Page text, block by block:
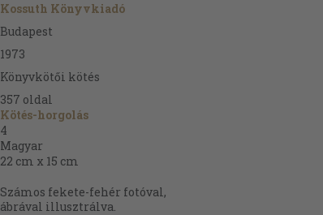
Kossuth Könyvkiadó
Budapest
1973
Könyvkötői kötés
357 oldal
Kötés-horgolás
4
Magyar
22 cm x 15 cm
Számos fekete-fehér fotóval,
ábrával illusztrálva.